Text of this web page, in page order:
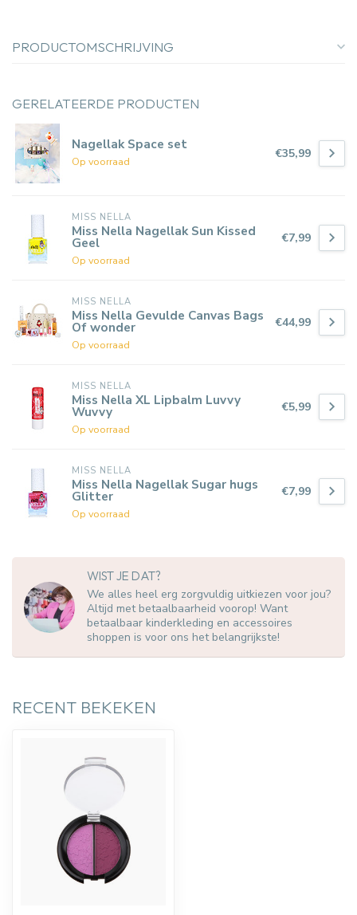
PRODUCTOMSCHRIJVING
GERELATEERDE PRODUCTEN
Nagellak Space set
Op voorraad
€35,99
MISS NELLA
Miss Nella Nagellak Sun Kissed
Geel
Op voorraad
€7,99
MISS NELLA
Miss Nella Gevulde Canvas Bags
Of wonder
Op voorraad
€44,99
MISS NELLA
Miss Nella XL Lipbalm Luvvy
Wuvvy
Op voorraad
€5,99
MISS NELLA
Miss Nella Nagellak Sugar hugs
Glitter
Op voorraad
€7,99
WIST JE DAT?
We alles heel erg zorgvuldig uitkiezen voor jou?
Altijd met betaalbaarheid voorop! Want
betaalbaar kinderkleding en accessoires
shoppen is voor ons het belangrijkste!
RECENT BEKEKEN